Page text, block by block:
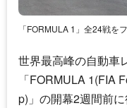
「FORMULA 1」全24戦を
世界最高峰の自動車
「FORMULA 1(FIA
p)」の開幕2週間前